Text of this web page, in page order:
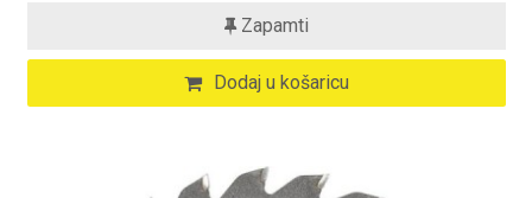
Zapamti
Dodaj u košaricu